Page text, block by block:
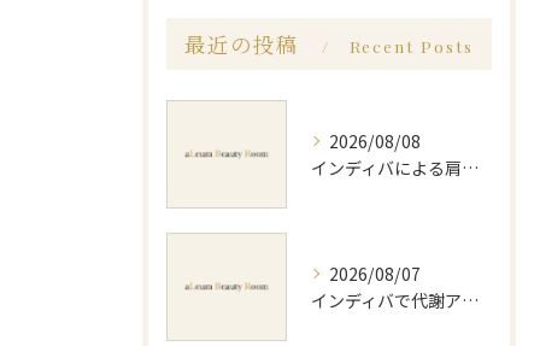
最近の投稿 Recent Posts
2026/08/08
インディバによる肩コリ施術の効果と回数の目安を徹底解説
2026/08/07
インディバで代謝アップ体験効果とビフォーアフター徹底解説